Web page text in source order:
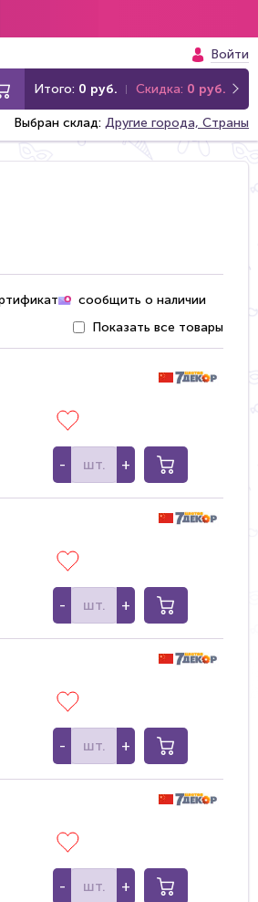
Войти
Итого: 0 руб. Скидка: 0 руб.
Выбран склад: Другие города, Страны
сообщить о наличии
Показать все товары
- +
- +
- +
- +